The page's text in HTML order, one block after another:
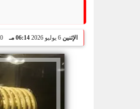
الإثنين 6 يوليو 2026 06:14 مـ 20